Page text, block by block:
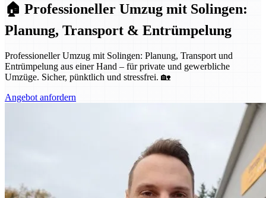
🏠 Professioneller Umzug mit Solingen:
Planung, Transport & Entrümpelung
Professioneller Umzug mit Solingen: Planung, Transport und
Entrümpelung aus einer Hand – für private und gewerbliche
Umzüge. Sicher, pünktlich und stressfrei. 🏡
Angebot anfordern